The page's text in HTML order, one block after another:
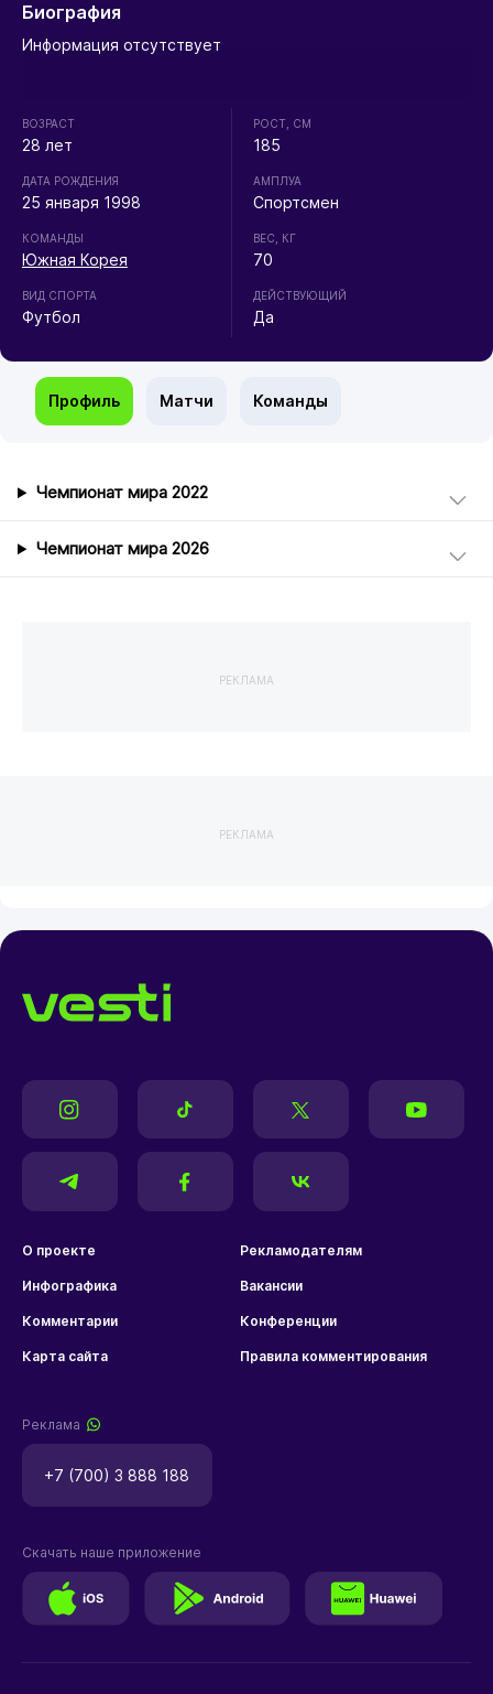
Биография
Информация отсутствует
ВОЗРАСТ
28 лет
ДАТА РОЖДЕНИЯ
25 января 1998
КОМАНДЫ
Южная Корея
ВИД СПОРТА
Футбол
РОСТ, СМ
185
АМПЛУА
Спортсмен
ВЕС, КГ
70
ДЕЙСТВУЮЩИЙ
Да
Профиль Матчи Команды
Чемпионат мира 2022
Чемпионат мира 2026
РЕКЛАМА
РЕКЛАМА
О проекте Рекламодателям
Инфографика Вакансии
Комментарии Конференции
Карта сайта Правила комментирования
Реклама
+7 (700) 3 888 188
Скачать наше приложение